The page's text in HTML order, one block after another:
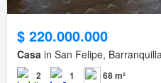
$ 220.000.000
Casa in San Felipe,
2 1
68 m²